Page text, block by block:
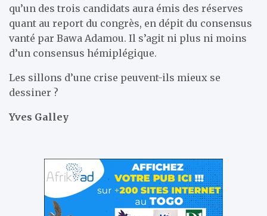
qu’un des trois candidats aura émis des réserves
quant au report du congrès, en dépit du consensus
vanté par Bawa Adamou. Il s’agit ni plus ni moins
d’un consensus hémiplégique.
Les sillons d’une crise peuvent-ils mieux se
dessiner ?
Yves Galley